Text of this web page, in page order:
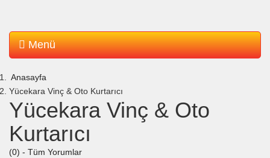
Menü
Anasayfa
Yücekara Vinç & Oto Kurtarıcı
Yücekara Vinç & Oto
Kurtarıcı
(0) - Tüm Yorumlar